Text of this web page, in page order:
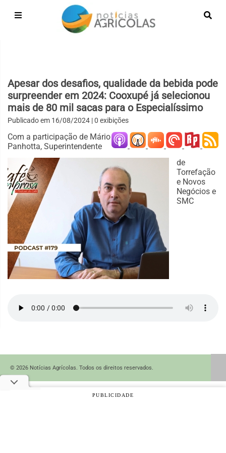
Apesar dos desafios, qualidade da bebida pode
surpreender em 2024: Cooxupé já selecionou
mais de 80 mil sacas para o Especialíssimo
Publicado em 16/08/2024 | 0 exibições
Com a participação de Mário
Panhotta, Superintendente
de
Torrefação
e Novos
Negócios e
SMC
© 2026 Notícias Agrícolas. Todos os direitos reservados.
PUBLICIDADE